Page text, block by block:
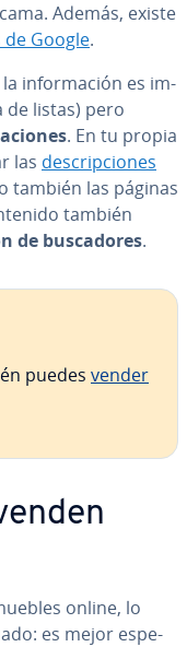
Además, existe
de Google.
in­fo­r­ma­ción es im­
listas) pero
. En tu propia
las de­s­cri­p­cio­nes
también las páginas
también
de bu­s­ca­do­res.
puedes vender
online, lo
es mejor es­pe­